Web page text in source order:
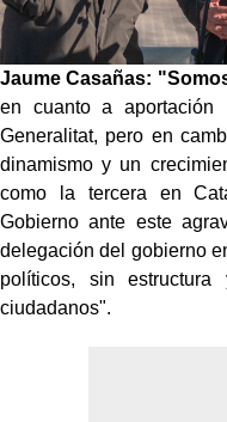
Jaume Casañas:
en cuanto a aportación
Generalitat, pero en
dinamismo y un
como la tercera en
Gobierno ante este
delegación del gobierno
políticos, sin
ciudadanos".